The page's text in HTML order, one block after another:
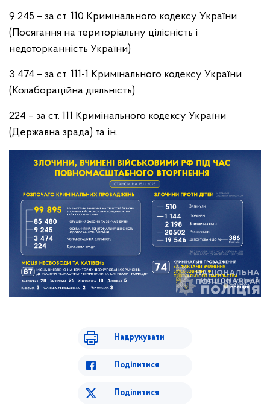
9 245 – за ст. 110 Кримінального кодексу України
(Посягання на територіальну цілісність і
недоторканність України)
3 474 – за ст. 111-1 Кримінального кодексу України
(Колабораційна діяльність)
224 – за ст. 111 Кримінального кодексу України
(Державна зрада) та ін.
Надрукувати
Поділитися
Поділитися